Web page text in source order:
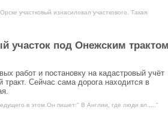
участковый изнасиловал участкового. Такая
участок под Онежским трактом
работ и постановку на кадастровый учёт
Сейчас сама дорога находится в
в этом.Он пишет:" В Англии, где люди вл....."